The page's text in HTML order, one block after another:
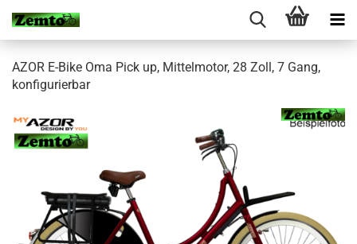
AZOR E-Bike Oma Pick up, Mittelmotor, 28 Zoll, 7 Gang,
konfigurierbar